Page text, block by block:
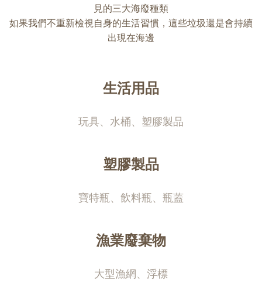
見的三大海廢種類
如果我們不重新檢視自身的生活習慣，這些垃圾還是會持續
出現在海邊
生活用品
玩具、水桶、塑膠製品
塑膠製品
寶特瓶、飲料瓶、瓶蓋
漁業廢棄物
大型漁網、浮標